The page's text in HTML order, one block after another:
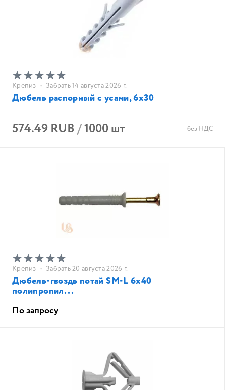
Крепиз • Забрать 14 августа 2026 г.
Дюбель распорный с усами, 6х30
574.49 RUB/1000 шт без НДС
Крепиз • Забрать 20 августа 2026 г.
Дюбель-гвоздь потай SM-L 6х40
полипропил...
По запросу